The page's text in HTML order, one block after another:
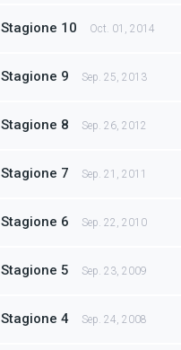
Stagione 10 Oct. 01, 2014
Stagione 9 Sep. 25, 2013
Stagione 8 Sep. 26, 2012
Stagione 7 Sep. 21, 2011
Stagione 6 Sep. 22, 2010
Stagione 5 Sep. 23, 2009
Stagione 4 Sep. 24, 2008